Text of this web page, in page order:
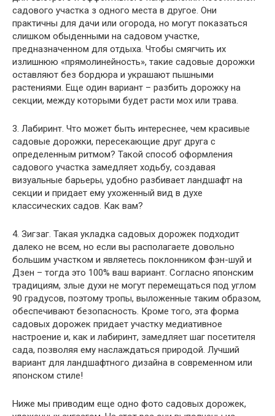
садового участка з одного места в другое. Они
практичны для дачи или огорода, но могут показаться
слишком обыденными на садовом участке,
предназначенном для отдыха. Чтобы смягчить их
излишнюю «прямолинейность», такие садовые дорожки
оставляют без бордюра и украшают пышными
растениями. Еще один вариант – разбить дорожку на
секции, между которыми будет расти мох или трава.
3. Лабиринт. Что может быть интереснее, чем красивые
садовые дорожки, пересекающие друг друга с
определенным ритмом? Такой способ оформления
садового участка замедляет ходьбу, создавая
визуальные барьеры, удобно разбивает ландшафт на
секции и придает ему ухоженный вид в духе
классических садов. Как вам?
4. Зигзаг. Такая укладка садовых дорожек подходит
далеко не всем, но если вы располагаете довольно
большим участком и являетесь поклонником фэн-шуй и
Дзен – тогда это 100% ваш вариант. Согласно японским
традициям, злые духи не могут перемещаться под углом
90 градусов, поэтому тропы, выложенные таким образом,
обеспечивают безопасность. Кроме того, эта форма
садовых дорожек придает участку медиативное
настроение и, как и лабиринт, замедляет шаг посетителя
сада, позволяя ему наслаждаться природой. Лучший
вариант для ландшафтного дизайна в современном или
японском стиле!
Ниже мы приводим еще одно фото садовых дорожек,